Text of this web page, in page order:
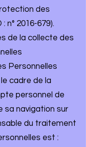
des
n° 2016-679).
de la collecte des
Personnelles
cadre de la
personnel de
sa navigation sur
du traitement
est :